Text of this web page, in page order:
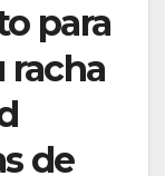
para
racha
de